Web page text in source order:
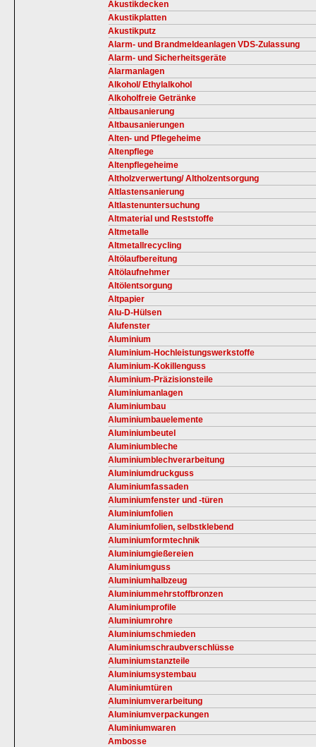
Akustikdecken
Akustikplatten
Akustikputz
Alarm- und Brandmeldeanlagen VDS-Zulassung
Alarm- und Sicherheitsgeräte
Alarmanlagen
Alkohol/ Ethylalkohol
Alkoholfreie Getränke
Altbausanierung
Altbausanierungen
Alten- und Pflegeheime
Altenpflege
Altenpflegeheime
Altholzverwertung/ Altholzentsorgung
Altlastensanierung
Altlastenuntersuchung
Altmaterial und Reststoffe
Altmetalle
Altmetallrecycling
Altölaufbereitung
Altölaufnehmer
Altölentsorgung
Altpapier
Alu-D-Hülsen
Alufenster
Aluminium
Aluminium-Hochleistungswerkstoffe
Aluminium-Kokillenguss
Aluminium-Präzisionsteile
Aluminiumanlagen
Aluminiumbau
Aluminiumbauelemente
Aluminiumbeutel
Aluminiumbleche
Aluminiumblechverarbeitung
Aluminiumdruckguss
Aluminiumfassaden
Aluminiumfenster und -türen
Aluminiumfolien
Aluminiumfolien, selbstklebend
Aluminiumformtechnik
Aluminiumgießereien
Aluminiumguss
Aluminiumhalbzeug
Aluminiummehrstoffbronzen
Aluminiumprofile
Aluminiumrohre
Aluminiumschmieden
Aluminiumschraubverschlüsse
Aluminiumstanzteile
Aluminiumsystembau
Aluminiumtüren
Aluminiumverarbeitung
Aluminiumverpackungen
Aluminiumwaren
Ambosse